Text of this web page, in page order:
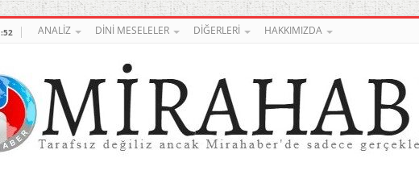
ANALİZ DİNİ MESELELER DİĞERLERİ HAKKIMIZDA